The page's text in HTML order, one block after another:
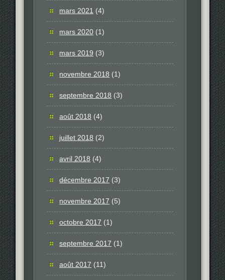
mars 2021 (4)
mars 2020 (1)
mars 2019 (3)
novembre 2018 (1)
septembre 2018 (3)
août 2018 (4)
juillet 2018 (2)
avril 2018 (4)
décembre 2017 (3)
novembre 2017 (5)
octobre 2017 (1)
septembre 2017 (1)
août 2017 (11)